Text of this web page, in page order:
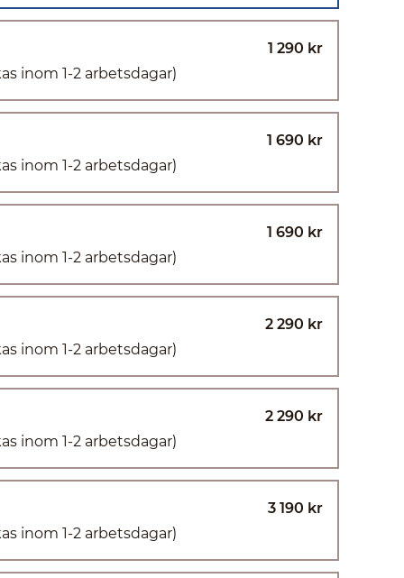
1 290 kr
inom 1-2 arbetsdagar)
1 690 kr
inom 1-2 arbetsdagar)
1 690 kr
inom 1-2 arbetsdagar)
2 290 kr
inom 1-2 arbetsdagar)
2 290 kr
inom 1-2 arbetsdagar)
3 190 kr
inom 1-2 arbetsdagar)